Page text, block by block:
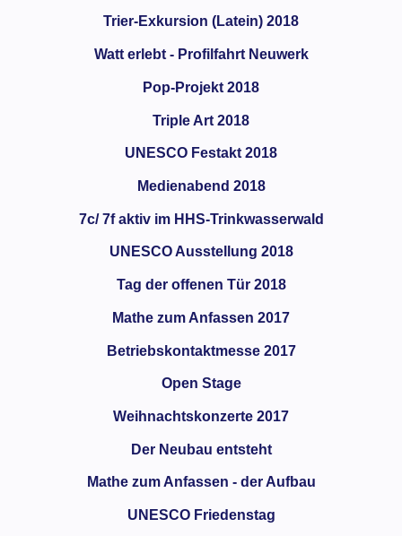
Trier-Exkursion (Latein) 2018
Watt erlebt - Profilfahrt Neuwerk
Pop-Projekt 2018
Triple Art 2018
UNESCO Festakt 2018
Medienabend 2018
7c/ 7f aktiv im HHS-Trinkwasserwald
UNESCO Ausstellung 2018
Tag der offenen Tür 2018
Mathe zum Anfassen 2017
Betriebskontaktmesse 2017
Open Stage
Weihnachtskonzerte 2017
Der Neubau entsteht
Mathe zum Anfassen - der Aufbau
UNESCO Friedenstag